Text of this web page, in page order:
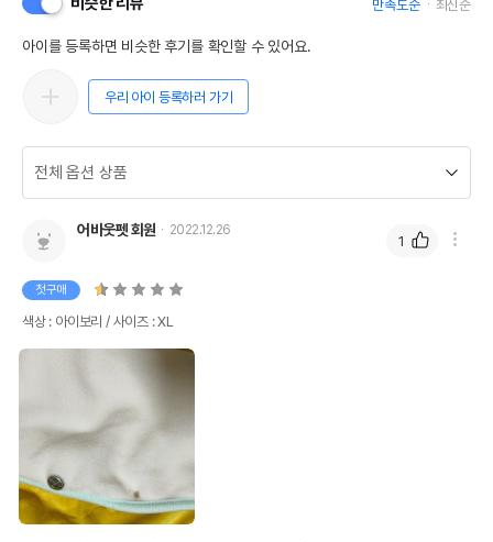
만족도순 최신순
아이를 등록하면 비슷한 후기를 확인할 수 있어요.
우리 아이 등록하러 가기
어바웃펫 회원 2022.12.26
첫구매
색상 : 아이보리 / 사이즈 : XL
1